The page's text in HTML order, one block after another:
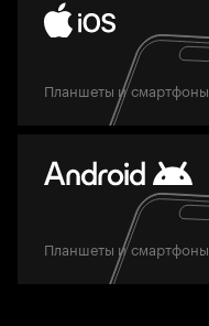
Планшеты и смартфоны
Планшеты и смартфоны